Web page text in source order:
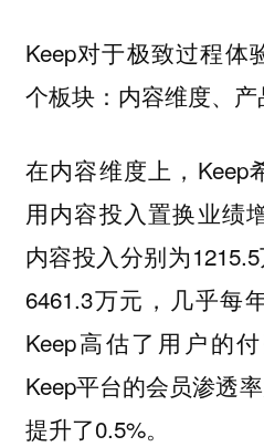
Keep对于极致过程体
个板块：内容维度、产
在内容维度上，Keep
用内容投入置换业绩
内容投入分别为
6461.3万元，几乎每
Keep高估了用户的
Keep平台的会员渗透
提升了0.5%。